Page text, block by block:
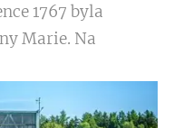
1767 byla
Marie. Na